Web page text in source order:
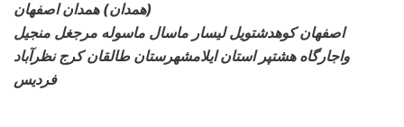
(همدان) همدان اصفهان
اصفهان کوهدشتویل لیسار ماسال ماسوله مرجغل منجیل
واجارگاه هشتپر استان ایلامشهرستان طالقان کرج نظرآباد
فردیس